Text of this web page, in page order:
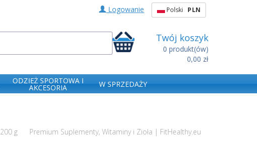
Logowanie Polski PLN
Twój koszyk
0 produkt(ów)
0,00 zł
ODZIEŻ SPORTOWA I
AKCESORIA
W SPRZEDAŻY
200 g Premium Suplementy, Witaminy i Zioła | FitHealthy.eu